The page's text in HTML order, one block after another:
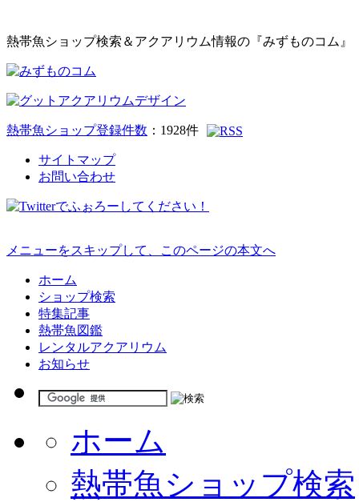
熱帯魚ショップ検索＆アクアリウム情報の『みずものコム』
熱帯魚ショップ登録件数 ： 1928件
サイトマップ
お問い合わせ
メニューをスキップして、このページの本文へ
ホーム
ショップ検索
特集記事
熱帯魚図鑑
レンタルアクアリウム
お知らせ
ホーム
熱帯魚ショップ検索